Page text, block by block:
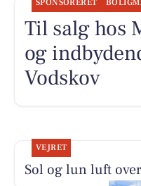
SPONSORERET
Til salg hos
og
Vodskov
VEJRET
Sol og lun luft